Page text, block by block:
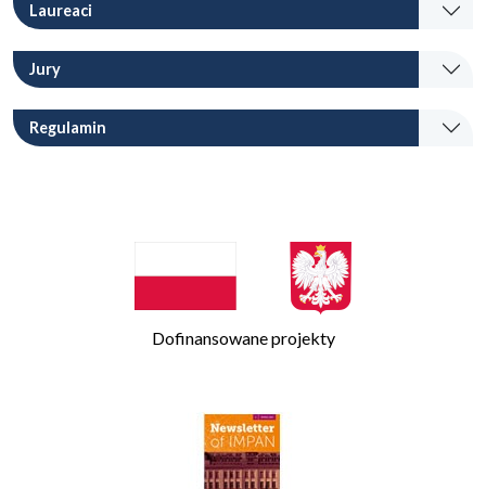
Laureaci
Jury
Regulamin
Dofinansowane projekty